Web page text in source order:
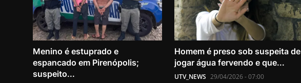
Menino é estuprado e
espancado em Pirenópolis;
suspeito...
Homem é preso sob suspeita de
jogar água fervendo e que...
UTV_NEWS 29/04/2026 - 07:00